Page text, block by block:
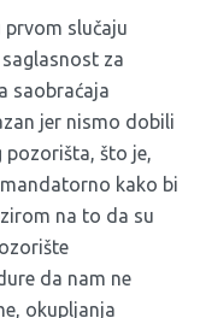
prvom slučaju
za
saobraćaja
jer nismo dobili
pozorišta, što je,
kako bi
na to da su
da nam ne
okupljanja